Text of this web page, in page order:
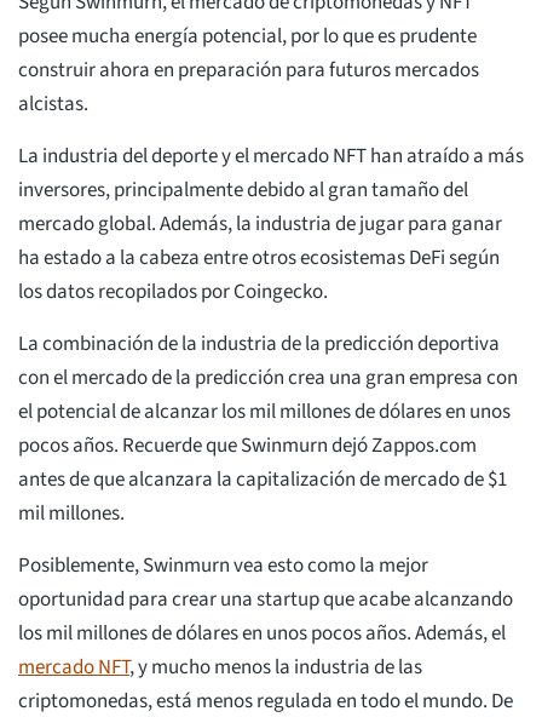
posee mucha energía potencial, por lo que es prudente
construir ahora en preparación para futuros mercados
alcistas.
La industria del deporte y el mercado NFT han atraído a más
inversores, principalmente debido al gran tamaño del
mercado global. Además, la industria de jugar para ganar
ha estado a la cabeza entre otros ecosistemas DeFi según
los datos recopilados por Coingecko.
La combinación de la industria de la predicción deportiva
con el mercado de la predicción crea una gran empresa con
el potencial de alcanzar los mil millones de dólares en unos
pocos años. Recuerde que Swinmurn dejó Zappos.com
antes de que alcanzara la capitalización de mercado de $1
mil millones.
Posiblemente, Swinmurn vea esto como la mejor
oportunidad para crear una startup que acabe alcanzando
los mil millones de dólares en unos pocos años. Además, el
mercado NFT, y mucho menos la industria de las
criptomonedas, está menos regulada en todo el mundo. De